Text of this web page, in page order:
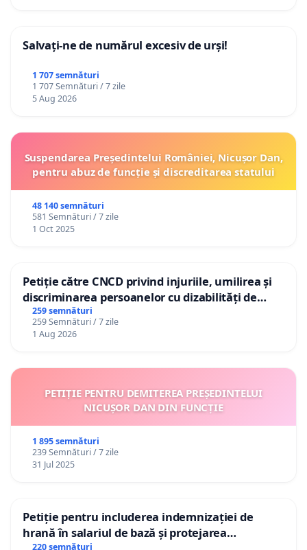
Salvați-ne de numărul excesiv de urși!
1 707 semnături
1 707 Semnături / 7 zile
5 Aug 2026
Suspendarea Președintelui României, Nicușor Dan,
pentru abuz de funcție și discreditarea statului
48 140 semnături
581 Semnături / 7 zile
1 Oct 2025
Petiție către CNCD privind injuriile, umilirea și
discriminarea persoanelor cu dizabilități de
către utilizatorul TikTok „Gorici”
259 semnături
259 Semnături / 7 zile
1 Aug 2026
PETIȚIE PENTRU DEMITEREA PREȘEDINTELUI
NICUȘOR DAN DIN FUNCȚIE
1 895 semnături
239 Semnături / 7 zile
31 Jul 2025
Petiție pentru includerea indemnizației de
hrană în salariul de bază și protejarea
220 semnături